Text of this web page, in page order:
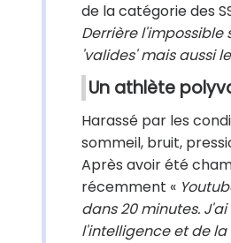
de la catégorie des
Derrière l'impossible
'valides' mais aussi
Un athlète
Harassé par les
sommeil, bruit,
Après avoir été
récemment «
dans 20 minutes.
l'intelligence et de